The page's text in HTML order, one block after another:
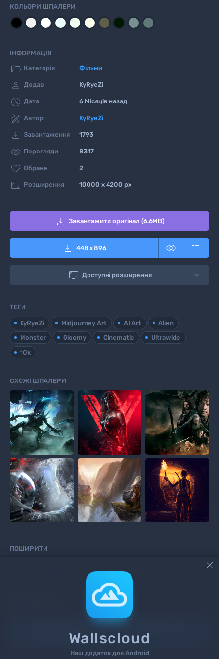
КОЛЬОРИ ШПАЛЕРИ
ІНФОРМАЦІЯ
 Категорія Фільми
 Додав KyRyeZi
 Дата 6 Місяців назад
 Автор KyRyeZi
 Завантаження 1793
 Перегляди 8317
 Обране 2
 Розширення 10000 x 4200 px
 Завантажити оригінал (6.6MB)
 448 x896  
 Доступні розширення
ТЕГИ
KyRyeZi Midjourney Art AI Art
Alien
Monster
Gloomy Cinematic
Ultrawide
10k
СХОЖІ ШПАЛЕРИ
ПОШИРИТИ
зареєструйтесь

Wallscloud
Наш додаток для Android